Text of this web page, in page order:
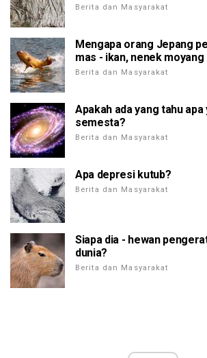
Berita dan Masyarakat
Mengapa orang Jepang
mas - ikan, nenek
Berita dan Masyarakat
Apakah ada yang tahu apa
semesta?
Berita dan Masyarakat
Apa depresi kutub?
Berita dan Masyarakat
Siapa dia - hewan
dunia?
Berita dan Masyarakat